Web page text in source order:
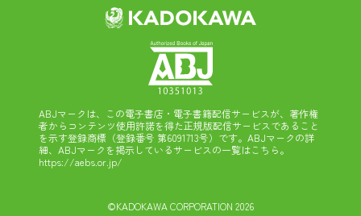
ABJマークは、この電子書店・電子書籍配信サービスが、著作権
者からコンテンツ使用許諾を得た正規版配信サービスであること
を示す登録商標（登録番号 第6091713号）です。ABJマークの詳
細、ABJマークを掲示しているサービスの一覧はこちら。
https://aebs.or.jp/
©KADOKAWA CORPORATION 2026